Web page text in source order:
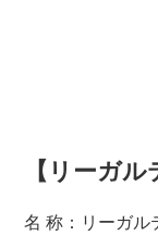
【リーガ
名 称：リーガル